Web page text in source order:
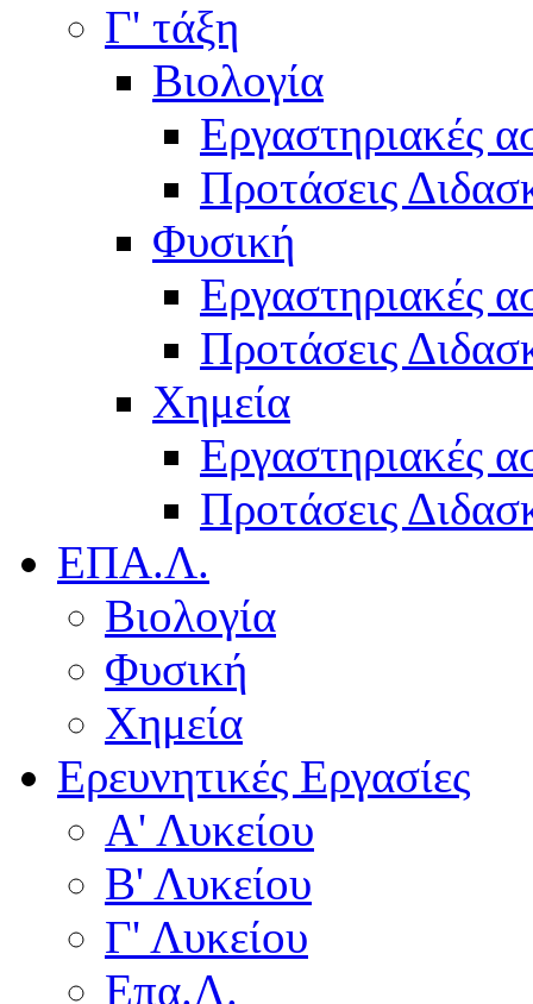
Γ' τάξη
Βιολογία
Εργαστηριακές
Προτάσεις
Φυσική
Εργαστηριακές
Προτάσεις
Χημεία
Εργαστηριακές
Προτάσεις
ΕΠΑ.Λ.
Βιολογία
Φυσική
Χημεία
Ερευνητικές Εργασίες
Α' Λυκείου
Β' Λυκείου
Γ' Λυκείου
Επα.Λ.